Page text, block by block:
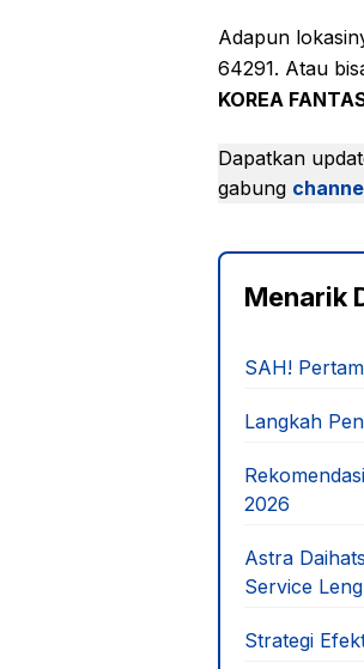
Adapun
64291. Atau
KOREA
Dapatkan
gabung
Menarik
SAH!
Langkah
2026
Astra
Service
Strategi